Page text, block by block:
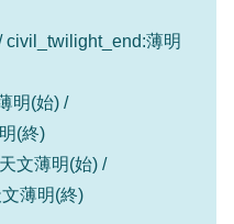
薄明
明(始) /
(終)
文薄明(始) /
薄明(終)